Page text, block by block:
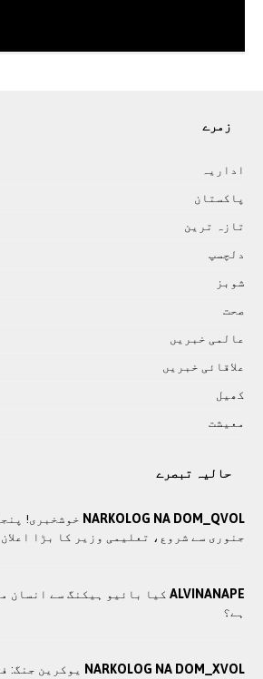
زمرے
اداريہ
پاکستان
تازہ ترين
دلچسپ
شوبز
صحت
عالمی خبريں
علاقائی خبريں
کھيل
معيشت
حالیہ تبصرے
NARKOLOG NA DOM_QVOL
جنوری سے شروع، تعلیمی وزیر کا بڑا اعلان
ALVINANAPE کیا بائیو ہیکنگ سے انسان
ہے؟
NARKOLOG NA DOM_XVOL یوکرین جنگ: